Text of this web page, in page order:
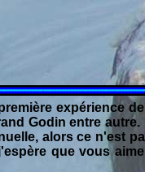
expérience
Godin entre
alors ce n'est
que vous